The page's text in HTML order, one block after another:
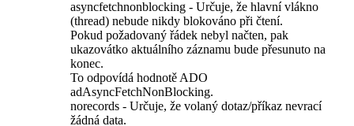
asyncfetchnonblocking - Určuje, že hlavní vlákno
(thread) nebude nikdy blokováno při čtení.
Pokud požadovaný řádek nebyl načten, pak
ukazovátko aktuálního záznamu bude přesunuto na
konec.
To odpovídá hodnotě ADO
adAsyncFetchNonBlocking.
norecords - Určuje, že volaný dotaz/příkaz nevrací
žádná data.